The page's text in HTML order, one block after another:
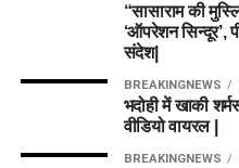
“सासाराम की
‘ऑपरेशन सिन्दूर’,
संदेश|
BREAKINGNEWS
भदोही में खाकी
वीडियो वायरल |
BREAKINGNEWS